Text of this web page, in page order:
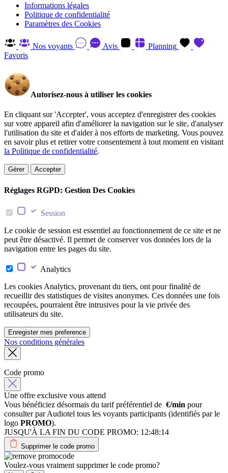
Informations légales
Politique de confidentialité
Paramètres des Cookies
Nos voyants Avis
Planning
Favoris
Autorisez-nous à utiliser les cookies
En cliquant sur 'Accepter', vous acceptez d'enregistrer des cookies
sur votre appareil afin d'améliorer la navigation sur le site, d'analyser
l'utilisation du site et d'aider à nos efforts de marketing. Vous pouvez
en savoir plus et retirer votre consentement à tout moment en visitant
la Politique de confidentialité.
Gérer Accepter
Réglages RGPD: Gestion Des Cookies
Session
Le cookie de session est essentiel au fonctionnement de ce site et ne
peut être désactivé. Il permet de conserver vos données lors de la
navigation entre les pages du site.
Analytics
Les cookies Analytics, provenant du tiers, ont pour finalité de
recueillir des statistiques de visites anonymes. Ces données une fois
recoupées, pourraient être intrusives pour la vie privée des
utilisateurs du site.
Enregister mes preference
Nos conditions générales
Code promo
Une offre exclusive vous attend
Vous bénéficiez désormais du tarif préférentiel de €/min pour
consulter par Audiotel tous les voyants participants (identifiés par le
logo PROMO).
JUSQU'À LA FIN DU CODE PROMO: 12:48:14
Supprimer le code promo
Voulez-vous vraiment supprimer le code promo?